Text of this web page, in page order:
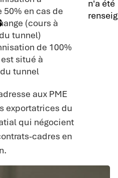
50% en cas de
(cours à
tunnel)
de 100%
situé à
tunnel
aux PME
exportatrices du
qui négocient
cadres en
n'a été